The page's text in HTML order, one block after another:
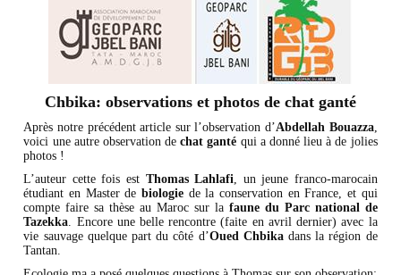
Chbika: observations et photos de chat ganté
Après notre précédent article sur l’observation d’Abdellah Bouazza,
voici une autre observation dechat ganté qui a donné lieu à de jolies
photos !
L’auteur cette fois est Thomas Lahlafi, un jeune franco-marocain
étudiant en Master debiologie de la conservation en France, et qui
compte faire sa thèse au Maroc sur la faune du Parc national de
Tazekka. Encore une belle rencontre (faite en avril dernier) avec la
vie sauvage quelque part du côté d’Oued Chbikadans la région de
Tantan.